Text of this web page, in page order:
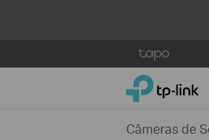
to
TP-Link, Reliably
Câmeras de